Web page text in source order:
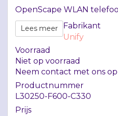
OpenScape WLAN
Lees meer
Fabrikant
Unify
Voorraad
Niet op voorraad
Neem contact met ons
Productnummer
L30250-F600-C330
Prijs